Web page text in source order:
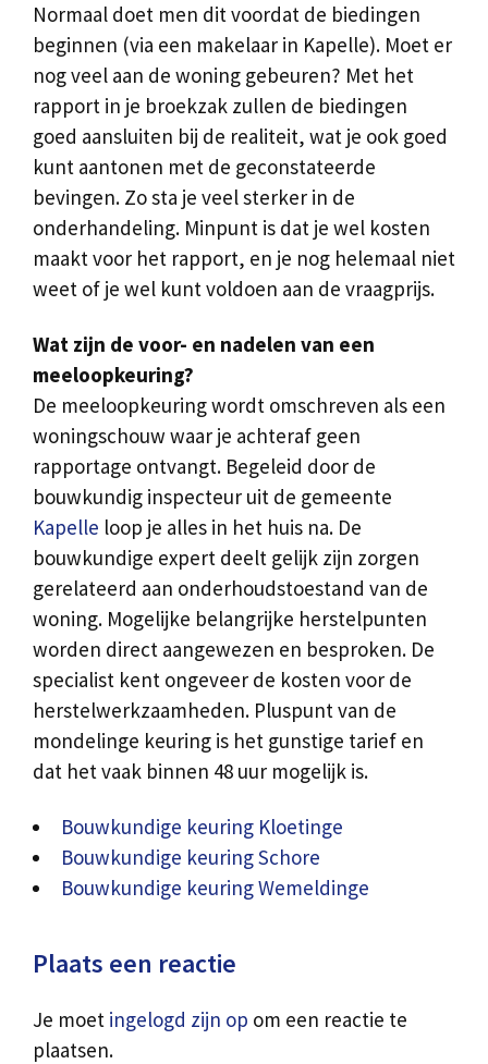
Normaal doet men dit voordat de biedingen
beginnen (via een makelaar in Kapelle). Moet er
nog veel aan de woning gebeuren? Met het
rapport in je broekzak zullen de biedingen
goed aansluiten bij de realiteit, wat je ook goed
kunt aantonen met de geconstateerde
bevingen. Zo sta je veel sterker in de
onderhandeling. Minpunt is dat je wel kosten
maakt voor het rapport, en je nog helemaal niet
weet of je wel kunt voldoen aan de vraagprijs.
Wat zijn de voor- en nadelen van een
meeloopkeuring?
De meeloopkeuring wordt omschreven als een
woningschouw waar je achteraf geen
rapportage ontvangt. Begeleid door de
bouwkundig inspecteur uit de gemeente
Kapelle loop je alles in het huis na. De
bouwkundige expert deelt gelijk zijn zorgen
gerelateerd aan onderhoudstoestand van de
woning. Mogelijke belangrijke herstelpunten
worden direct aangewezen en besproken. De
specialist kent ongeveer de kosten voor de
herstelwerkzaamheden. Pluspunt van de
mondelinge keuring is het gunstige tarief en
dat het vaak binnen 48 uur mogelijk is.
Bouwkundige keuring Kloetinge
Bouwkundige keuring Schore
Bouwkundige keuring Wemeldinge
Plaats een reactie
Je moet ingelogd zijn op om een reactie te
plaatsen.